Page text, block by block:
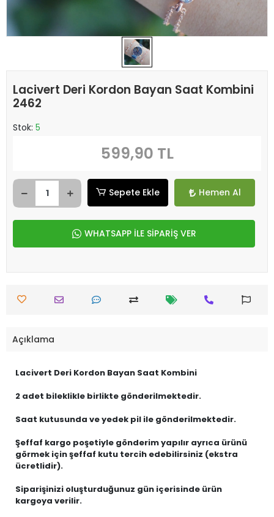
Lacivert Deri Kordon Bayan Saat Kombini
2462
Stok: 5
599,90 TL
Sepete Ekle Hemen Al
WHATSAPP İLE SİPARİŞ VER
Açıklama
Lacivert Deri Kordon Bayan Saat Kombini
2 adet bileklikle birlikte gönderilmektedir.
Saat kutusunda ve yedek pil ile gönderilmektedir.
Şeffaf kargo poşetiyle gönderim yapılır ayrıca ürünü
görmek için şeffaf kutu tercih edebilirsiniz (ekstra
ücretlidir).
Siparişinizi oluşturduğunuz gün içerisinde ürün
kargoya verilir.